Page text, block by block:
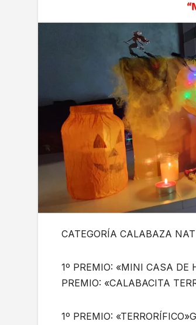
CATEGORÍA CALABAZA
1º PREMIO: «MINI CASA DE
PREMIO: «CALABACITA
1º PREMIO: